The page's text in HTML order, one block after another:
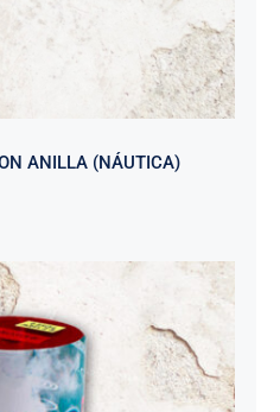
ANILLA (NÁUTICA)